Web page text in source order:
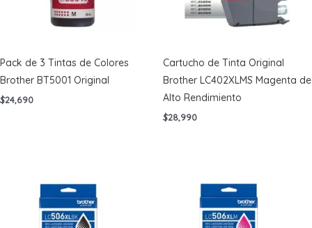
Pack de 3 Tintas de Colores
Brother BT5001 Original
$24,690
Cartucho de Tinta Original
Brother LC402XLMS Magenta de
Alto Rendimiento
$28,990